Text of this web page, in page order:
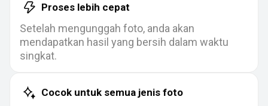
Proses lebih cepat
Setelah mengunggah foto, anda akan
mendapatkan hasil yang bersih dalam waktu
singkat.
Cocok untuk semua jenis foto